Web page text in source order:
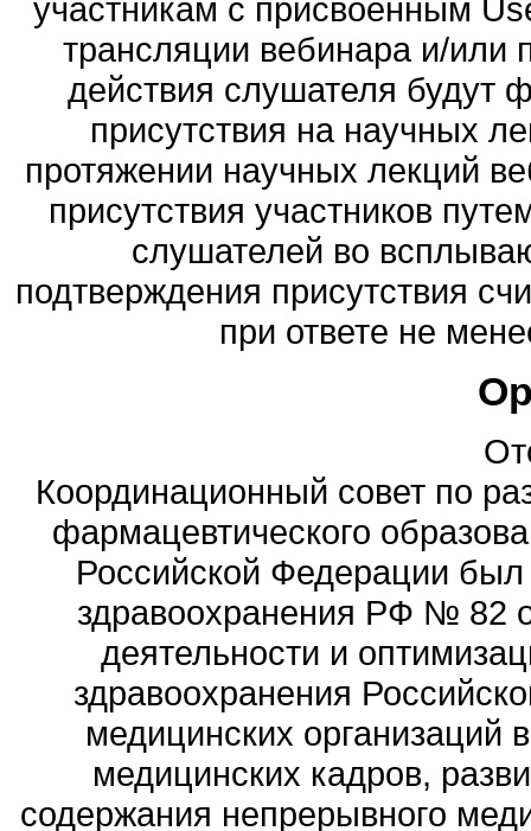
участникам с присвоенным
трансляции вебинара и/или
действия слушателя будут
присутствия на научных
протяжении научных лекций
присутствия участников
слушателей во
подтверждения присутствия
при ответе не
Координационный совет по
фармацевтического
Российской Федерации
здравоохранения РФ № 82
деятельности и
здравоохранения
медицинских
медицинских кадров,
содержания непрерывного